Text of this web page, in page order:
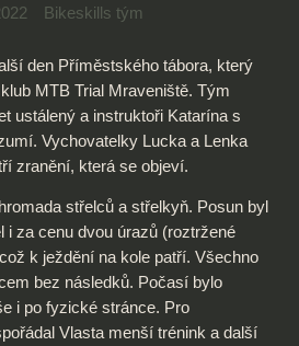
Bikeskills tým
den Příměstského tábora, který
MTB Trial Mraveniště. Tým
ustálený a instruktoři Katarína s
Vychovatelky Lucka a Lenka
zranění, která se objeví.
střelců a střelkyň. Posun byl
i za cenu dvou úrazů (roztržené
k ježdění na kole patří. Všechno
bez následků. Počasí bylo
i po fyzické stránce. Pro
Vlasta menší trénink a další